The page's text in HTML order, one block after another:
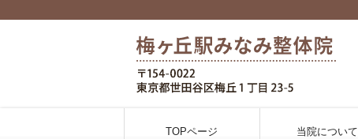
TOPページ 当院について